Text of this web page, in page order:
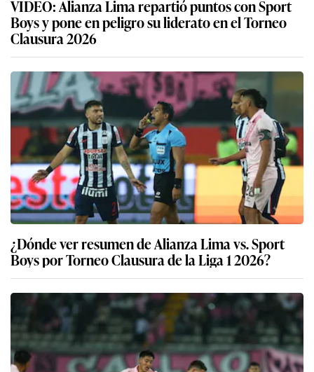
VIDEO: Alianza Lima repartió puntos con Sport
Boys y pone en peligro su liderato en el Torneo
Clausura 2026
¿Dónde ver resumen de Alianza Lima vs. Sport
Boys por Torneo Clausura de la Liga 1 2026?